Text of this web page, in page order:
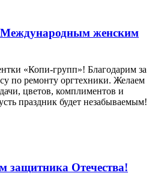
Международным женским
«Копи‑групп»! Благодарим за
по ремонту оргтехники. Желаем
цветов, комплиментов и
праздник будет незабываемым!
защитника Отечества!